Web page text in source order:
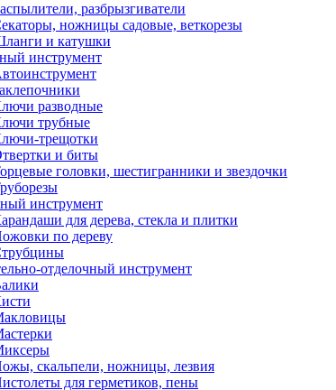
разбрызгиватели
ножницы садовые, веткорезы
и катушки
инструмент
разводные
трубные
трещотки
и биты
головки, шестигранники и звездочки
инструмент
для дерева, стекла и плитки
по дереву
отделочный инструмент
скальпели, ножницы, лезвия
для герметиков, пены